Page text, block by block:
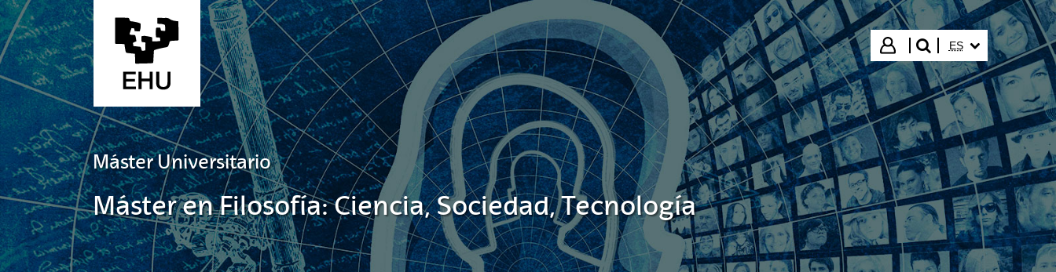
Saltar al contenido principal
Iniciar sesión
buscar"
IDIOMA
ES
Máster Universitario
Máster en Filosofía: Ciencia, Sociedad, Tecnología